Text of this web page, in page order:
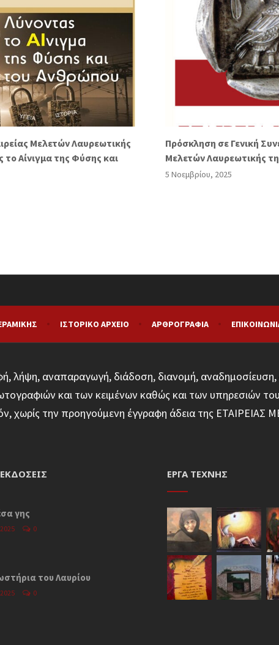
Μελετών Λαυρεωτικής
το Αίνιγμα της Φύσης και
Πρόσκληση σε Γενική
Μελετών Λαυρεωτικής
5 Νοεμβρίου, 2025
ΙΣΤΟΡΙΚΌ ΑΡΧΕΊΟ ΑΡΘΡΟΓΡΑΦΊΑ
λήψη, αναπαραγωγή, διάδοση, διανομή,
και των κειμένων καθώς και των υπηρεσιών
χωρίς την προηγούμενη έγγραφη άδεια της
γης
0
του Λαυρίου
0
ΈΡΓΑ ΤΈΧΝΗΣ